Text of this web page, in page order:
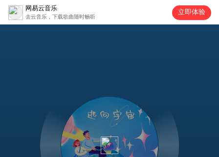
网易云音乐
去云音乐，下载歌曲随时畅听
立即体验